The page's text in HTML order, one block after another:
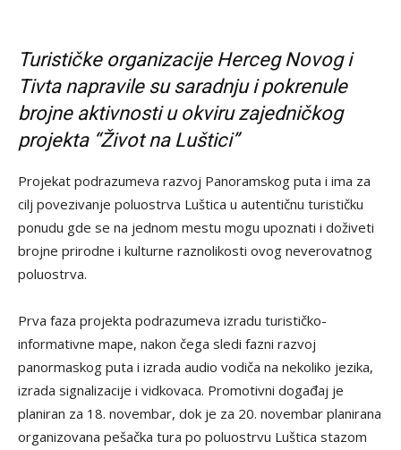
Turističke organizacije Herceg Novog i
Tivta napravile su saradnju i pokrenule
brojne aktivnosti u okviru zajedničkog
projekta “Život na Luštici”
Projekat podrazumeva razvoj Panoramskog puta i ima za
cilj povezivanje poluostrva Luštica u autentičnu turističku
ponudu gde se na jednom mestu mogu upoznati i doživeti
brojne prirodne i kulturne raznolikosti ovog neverovatnog
poluostrva.
Prva faza projekta podrazumeva izradu turističko-
informativne mape, nakon čega sledi fazni razvoj
panormaskog puta i izrada audio vodiča na nekoliko jezika,
izrada signalizacije i vidkovaca. Promotivni događaj je
planiran za 18. novembar, dok je za 20. novembar planirana
organizovana pešačka tura po poluostrvu Luštica stazom